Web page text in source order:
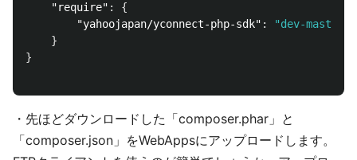
"require" :
{
"yahoojapan/yconnect-php-sdk" :
"dev-master"
}
}
・先ほどダウンロードした「composer.phar」と
「composer.json」をWebAppsにアップロードします。